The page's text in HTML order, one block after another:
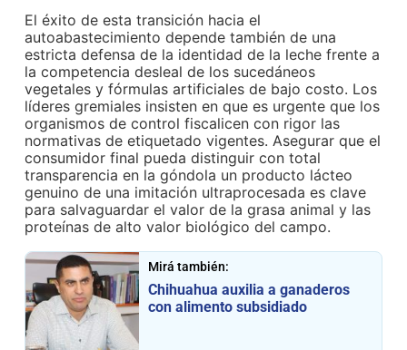
El éxito de esta transición hacia el
autoabastecimiento depende también de una
estricta defensa de la identidad de la leche frente a
la competencia desleal de los sucedáneos
vegetales y fórmulas artificiales de bajo costo. Los
líderes gremiales insisten en que es urgente que los
organismos de control fiscalicen con rigor las
normativas de etiquetado vigentes. Asegurar que el
consumidor final pueda distinguir con total
transparencia en la góndola un producto lácteo
genuino de una imitación ultraprocesada es clave
para salvaguardar el valor de la grasa animal y las
proteínas de alto valor biológico del campo.
Mirá también:
Chihuahua auxilia a ganaderos
con alimento subsidiado